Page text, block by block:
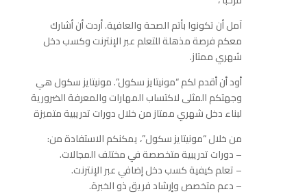
آمل أن تكونوا بأتم الصحة والعافية. أردت أن أشارك
معكم فرصة مذهلة للتعلم عبر الإنترنت وكسب دخل
شهري ممتاز.
أود أن أقدم لكم “مونيتايز سكول”. مونيتايز سكول هي
وجهتكم المثلى لاكتساب المهارات والمعرفة الضرورية
لبناء دخل شهري ممتاز من خلال دورات تدريبية متميزة
من خلال “مونيتايز سكول”، يمكنكم الاستفادة من:
– دورات تدريبية متخصصة في مختلف المجالات.
– تعلم كيفية كسب دخل إضافي عبر الإنترنت.
– دعم متخصص وإرشاد فريق ذو الخبرة.